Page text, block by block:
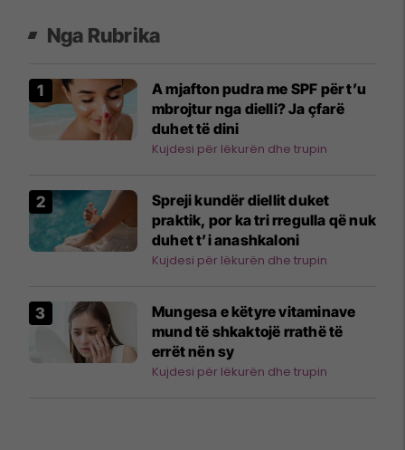
Nga Rubrika
A mjafton pudra me SPF për t’u
mbrojtur nga dielli? Ja çfarë
duhet të dini
Kujdesi për lëkurën dhe trupin
Spreji kundër diellit duket
praktik, por ka tri rregulla që nuk
duhet t’i anashkaloni
Kujdesi për lëkurën dhe trupin
Mungesa e këtyre vitaminave
mund të shkaktojë rrathë të
errët nën sy
Kujdesi për lëkurën dhe trupin